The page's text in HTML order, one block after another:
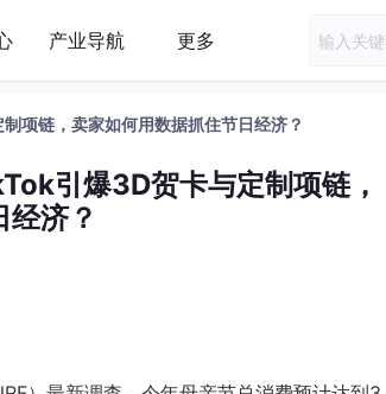
产业导航 更多
项链，卖家如何用数据抓住节日经济？
引爆3D贺卡与定制项链，
济？